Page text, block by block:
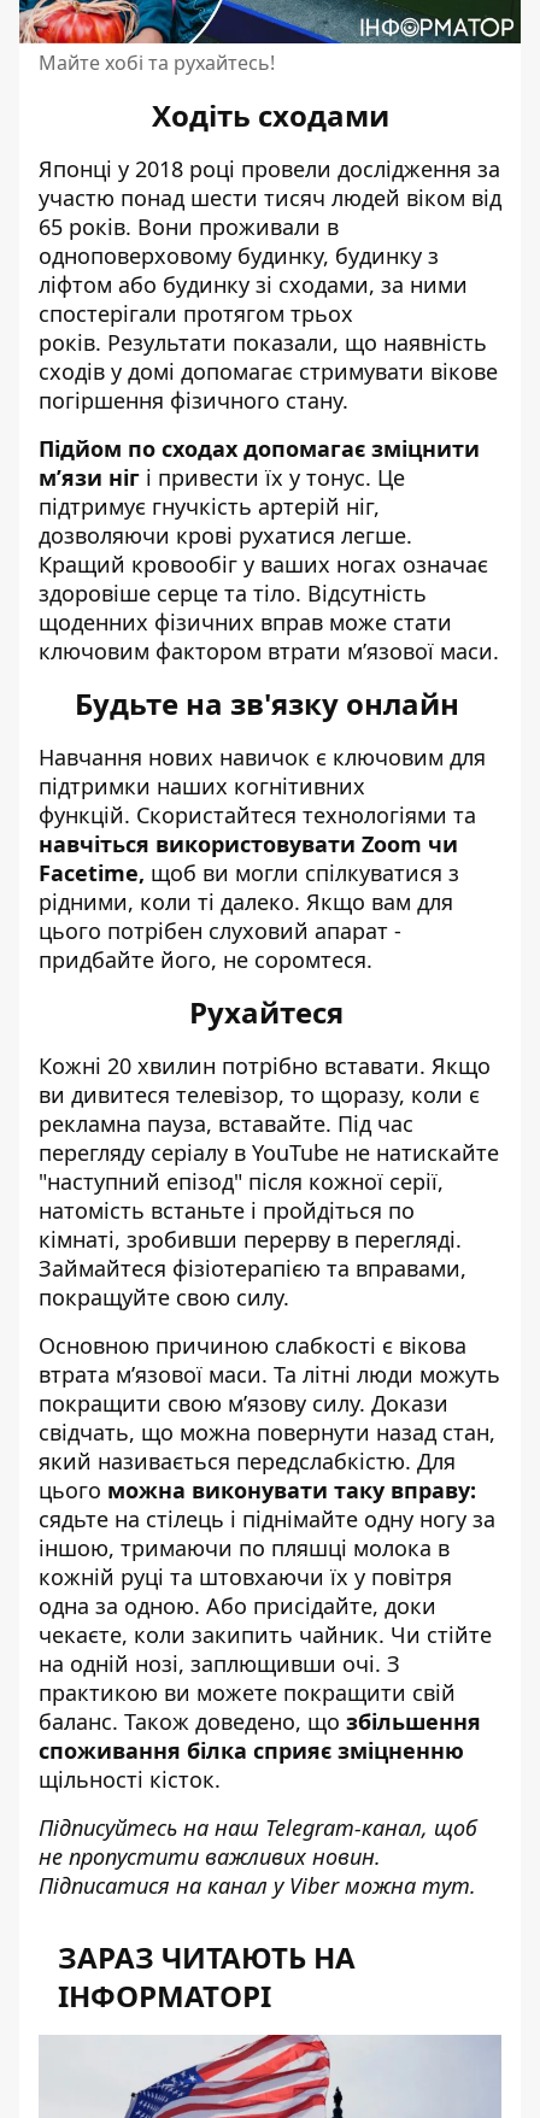
Майте хобі та рухайтесь!
Ходіть сходами
Японці у 2018 році провели дослідження за
участю понад шести тисяч людей віком від
65 років. Вони проживали в
одноповерховому будинку, будинку з
ліфтом або будинку зі сходами, за ними
спостерігали протягом трьох
років. Результати показали, що наявність
сходів у домі допомагає стримувати вікове
погіршення фізичного стану.
Підйом по сходах допомагає зміцнити
м’язи ніг і привести їх у тонус. Це
підтримує гнучкість артерій ніг,
дозволяючи крові рухатися легше.
Кращий кровообіг у ваших ногах означає
здоровіше серце та тіло. Відсутність
щоденних фізичних вправ може стати
ключовим фактором втрати м’язової маси.
Будьте на зв'язку онлайн
Навчання нових навичок є ключовим для
підтримки наших когнітивних
функцій. Скористайтеся технологіями та
навчіться використовувати Zoom чи
Facetime, щоб ви могли спілкуватися з
рідними, коли ті далеко. Якщо вам для
цього потрібен слуховий апарат -
придбайте його, не соромтеся.
Рухайтеся
Кожні 20 хвилин потрібно вставати. Якщо
ви дивитеся телевізор, то щоразу, коли є
рекламна пауза, вставайте. Під час
перегляду серіалу в YouTube не натискайте
"наступний епізод" після кожної серії,
натомість встаньте і пройдіться по
кімнаті, зробивши перерву в перегляді.
Займайтеся фізіотерапією та вправами,
покращуйте свою силу.
Основною причиною слабкості є вікова
втрата м’язової маси. Та літні люди можуть
покращити свою м’язову силу. Докази
свідчать, що можна повернути назад стан,
який називається передслабкістю. Для
цього можна виконувати таку вправу:
сядьте на стілець і піднімайте одну ногу за
іншою, тримаючи по пляшці молока в
кожній руці та штовхаючи їх у повітря
одна за одною. Або присідайте, доки
чекаєте, коли закипить чайник. Чи стійте
на одній нозі, заплющивши очі. З
практикою ви можете покращити свій
баланс. Також доведено, що збільшення
споживання білка сприяє зміцненню
щільності кісток.
Підписуйтесь на наш Telegram-канал, щоб
не пропустити важливих новин.
Підписатися на канал у Viber можна тут.
ЗАРАЗ ЧИТАЮТЬ НА
ІНФОРМАТОРІ